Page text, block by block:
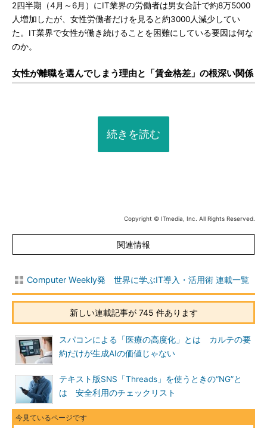
2四半期（4月～6月）にIT業界の労働者は男女合計で約8万5000
人増加したが、女性労働者だけを見ると約3000人減少してい
た。IT業界で女性が働き続けることを困難にしている要因は何な
のか。
女性が離職を選んでしまう理由と「賃金格差」の根深い関係
続きを読む
Copyright © ITmedia, Inc. All Rights Reserved.
関連情報
Computer Weekly発 世界に学ぶIT導入・活用術 連載一覧
新しい連載記事が 745 件あります
スパコンによる「医療の高度化」とは カルテの要
約だけが生成AIの価値じゃない
テキスト版SNS「Threads」を使うときの“NG”と
は 安全利用のチェックリスト